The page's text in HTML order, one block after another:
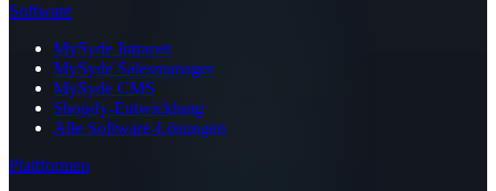
Software
MySyde Intranet
MySyde Salesmanager
MySyde CMS
Shopify-Entwicklung
Alle Software-Lösungen
Plattformen